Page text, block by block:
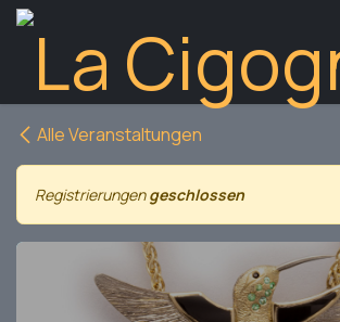
Zum Inhalt springen
Alle Veranstaltungen
Registrierungengeschlossen